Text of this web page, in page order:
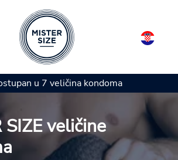
u 7 veličina kondoma
SIZE veličine